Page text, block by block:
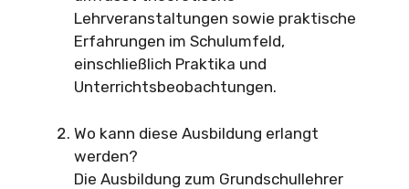
Lehrveranstaltungen sowie praktische
Erfahrungen im Schulumfeld,
einschließlich Praktika und
Unterrichtsbeobachtungen.
Wo kann diese Ausbildung erlangt
werden?
Die Ausbildung zum Grundschullehrer